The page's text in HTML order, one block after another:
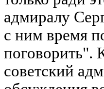
адмиралу
с ним время
поговорить".
советский